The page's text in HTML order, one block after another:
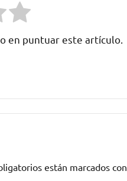
en puntuar este artículo.
están marcados con